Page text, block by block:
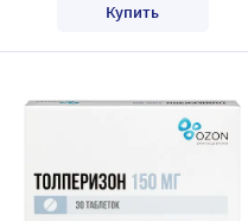
Купить